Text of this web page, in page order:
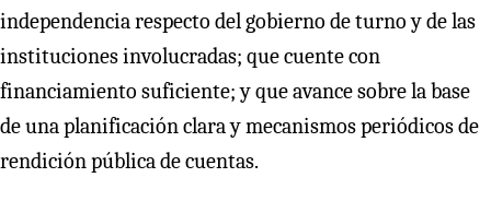
independencia respecto del gobierno de turno y de las
instituciones involucradas; que cuente con
financiamiento suficiente; y que avance sobre la base
de una planificación clara y mecanismos periódicos de
rendición pública de cuentas.